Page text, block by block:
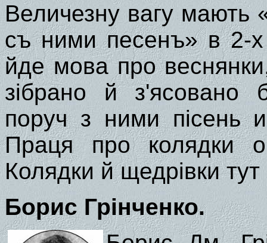
Величезну вагу мають
съ ними песенъ» в 2-
йде мова про
зібрано й з'ясовано
поруч з ними пісень
Праця про колядки
Колядки й щедрівки
Борис Грінченко.